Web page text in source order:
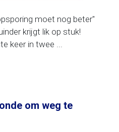
moet nog beter"
krijgt lik op stuk!
keer in twee ...
om weg te